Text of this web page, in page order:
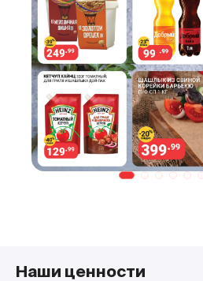
Наши ценности